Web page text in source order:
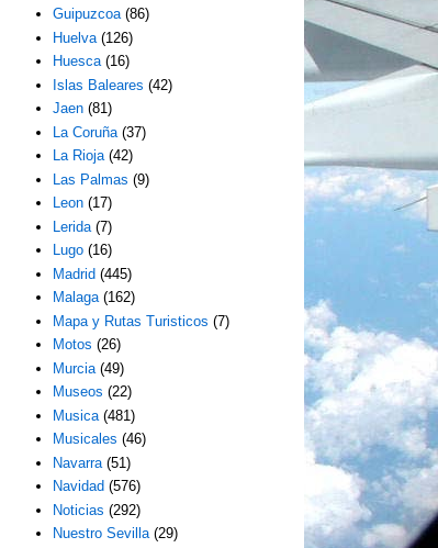
Guipuzcoa (86)
Huelva (126)
Huesca (16)
Islas Baleares (42)
Jaen (81)
La Coruña (37)
La Rioja (42)
Las Palmas (9)
Leon (17)
Lerida (7)
Lugo (16)
Madrid (445)
Malaga (162)
Mapa y Rutas Turisticos (7)
Motos (26)
Murcia (49)
Museos (22)
Musica (481)
Musicales (46)
Navarra (51)
Navidad (576)
Noticias (292)
Nuestro Sevilla (29)